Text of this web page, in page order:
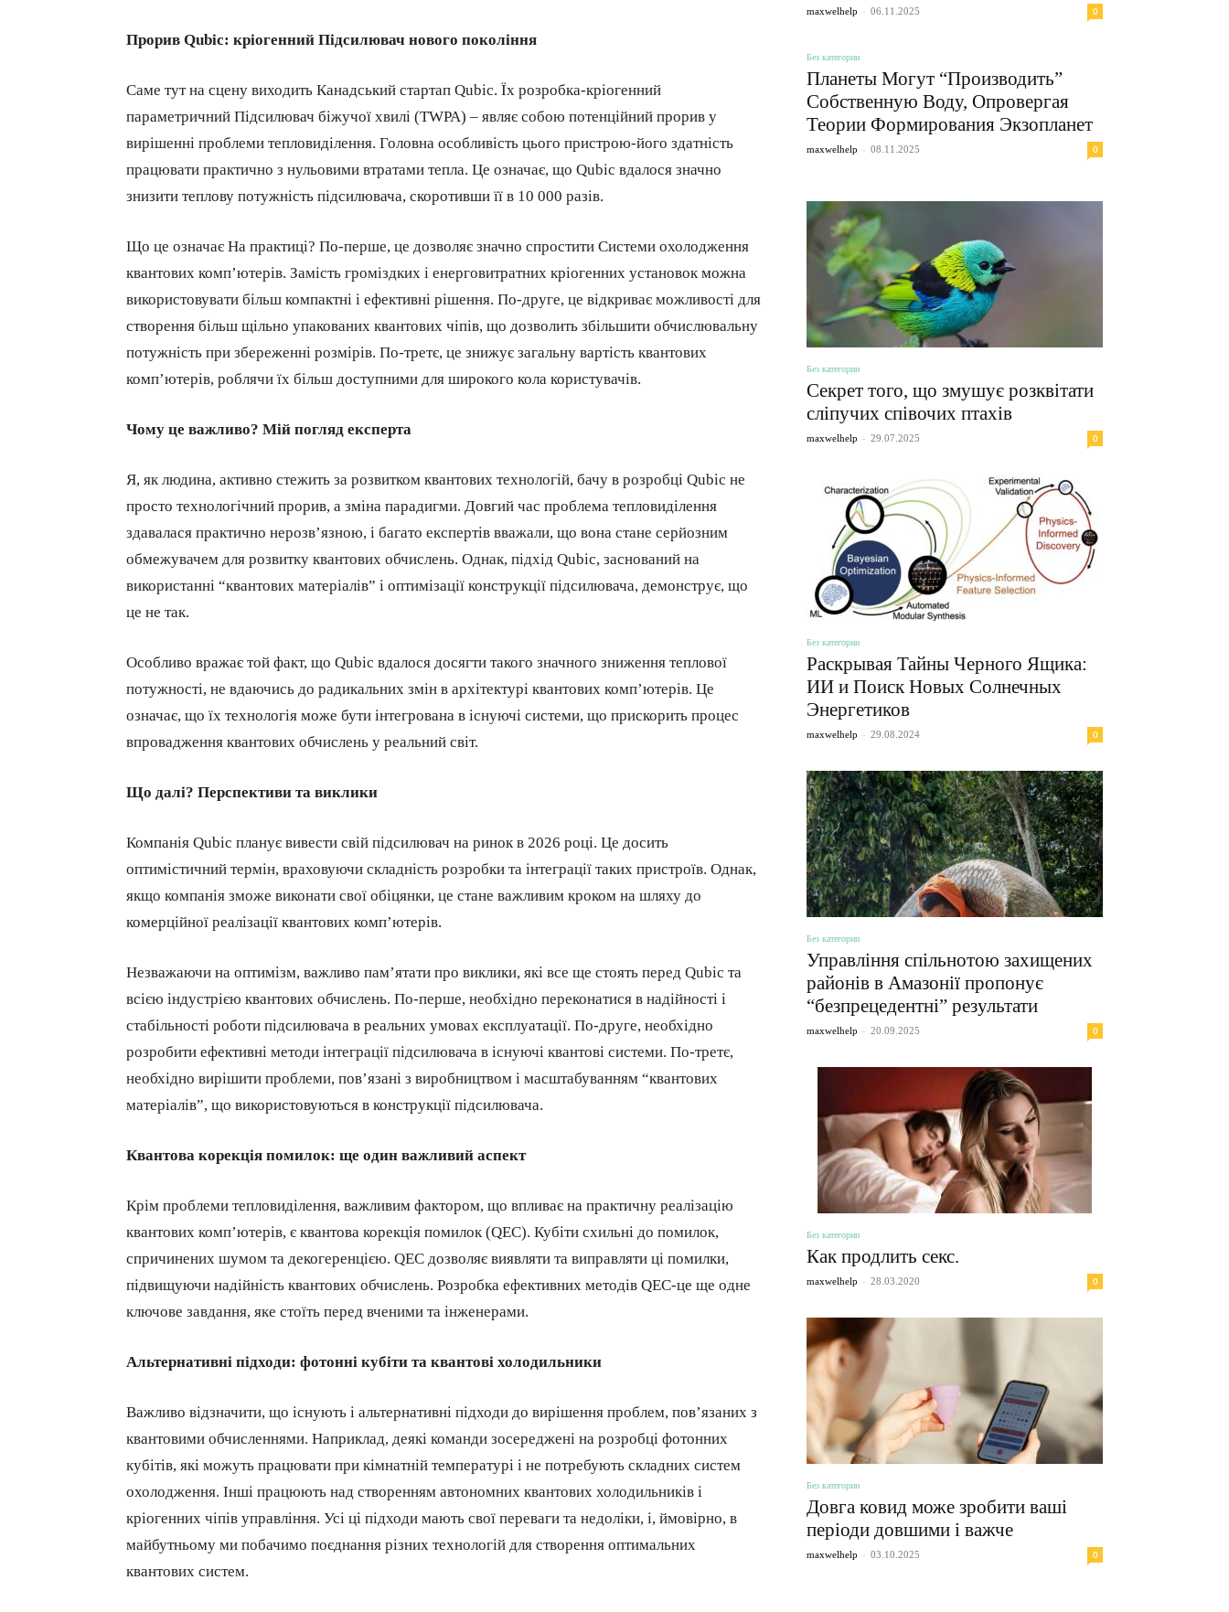
Прорив Qubic: кріогенний Підсилювач нового покоління
Саме тут на сцену виходить Канадський стартап Qubic. Їх розробка-кріогенний
параметричний Підсилювач біжучої хвилі (TWPA) – являє собою потенційний прорив у
вирішенні проблеми тепловиділення. Головна особливість цього пристрою-його здатність
працювати практично з нульовими втратами тепла. Це означає, що Qubic вдалося значно
знизити теплову потужність підсилювача, скоротивши її в 10 000 разів.
Що це означає На практиці? По-перше, це дозволяє значно спростити Системи охолодження
квантових комп’ютерів. Замість громіздких і енерговитратних кріогенних установок можна
використовувати більш компактні і ефективні рішення. По-друге, це відкриває можливості для
створення більш щільно упакованих квантових чіпів, що дозволить збільшити обчислювальну
потужність при збереженні розмірів. По-третє, це знижує загальну вартість квантових
комп’ютерів, роблячи їх більш доступними для широкого кола користувачів.
Чому це важливо? Мій погляд експерта
Я, як людина, активно стежить за розвитком квантових технологій, бачу в розробці Qubic не
просто технологічний прорив, а зміна парадигми. Довгий час проблема тепловиділення
здавалася практично нерозв’язною, і багато експертів вважали, що вона стане серйозним
обмежувачем для розвитку квантових обчислень. Однак, підхід Qubic, заснований на
використанні “квантових матеріалів” і оптимізації конструкції підсилювача, демонструє, що
це не так.
Особливо вражає той факт, що Qubic вдалося досягти такого значного зниження теплової
потужності, не вдаючись до радикальних змін в архітектурі квантових комп’ютерів. Це
означає, що їх технологія може бути інтегрована в існуючі системи, що прискорить процес
впровадження квантових обчислень у реальний світ.
Що далі? Перспективи та виклики
Компанія Qubic планує вивести свій підсилювач на ринок в 2026 році. Це досить
оптимістичний термін, враховуючи складність розробки та інтеграції таких пристроїв. Однак,
якщо компанія зможе виконати свої обіцянки, це стане важливим кроком на шляху до
комерційної реалізації квантових комп’ютерів.
Незважаючи на оптимізм, важливо пам’ятати про виклики, які все ще стоять перед Qubic та
всією індустрією квантових обчислень. По-перше, необхідно переконатися в надійності і
стабільності роботи підсилювача в реальних умовах експлуатації. По-друге, необхідно
розробити ефективні методи інтеграції підсилювача в існуючі квантові системи. По-третє,
необхідно вирішити проблеми, пов’язані з виробництвом і масштабуванням “квантових
матеріалів”, що використовуються в конструкції підсилювача.
Квантова корекція помилок: ще один важливий аспект
Крім проблеми тепловиділення, важливим фактором, що впливає на практичну реалізацію
квантових комп’ютерів, є квантова корекція помилок (QEC). Кубіти схильні до помилок,
спричинених шумом та декогеренцією. QEC дозволяє виявляти та виправляти ці помилки,
підвищуючи надійність квантових обчислень. Розробка ефективних методів QEC-це ще одне
ключове завдання, яке стоїть перед вченими та інженерами.
Альтернативні підходи: фотонні кубіти та квантові холодильники
Важливо відзначити, що існують і альтернативні підходи до вирішення проблем, пов’язаних з
квантовими обчисленнями. Наприклад, деякі команди зосереджені на розробці фотонних
кубітів, які можуть працювати при кімнатній температурі і не потребують складних систем
охолодження. Інші працюють над створенням автономних квантових холодильників і
кріогенних чіпів управління. Усі ці підходи мають свої переваги та недоліки, і, ймовірно, в
майбутньому ми побачимо поєднання різних технологій для створення оптимальних
квантових систем.
maxwelhelp - 06.11.2025 0
Без категории
Планеты Могут “Производить”
Собственную Воду, Опровергая
Теории Формирования Экзопланет
maxwelhelp - 08.11.2025 0
Без категории
Секрет того, що змушує розквітати
сліпучих співочих птахів
maxwelhelp - 29.07.2025 0
Без категории
Раскрывая Тайны Черного Ящика:
ИИ и Поиск Новых Солнечных
Энергетиков
maxwelhelp - 29.08.2024 0
Без категории
Управління спільнотою захищених
районів в Амазонії пропонує
“безпрецедентні” результати
maxwelhelp - 20.09.2025 0
Без категории
Как продлить секс.
maxwelhelp - 28.03.2020 0
Без категории
Довга ковид може зробити ваші
періоди довшими і важче
maxwelhelp - 03.10.2025 0